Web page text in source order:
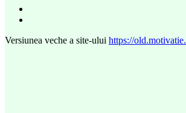
Versiunea veche a site-ului https://